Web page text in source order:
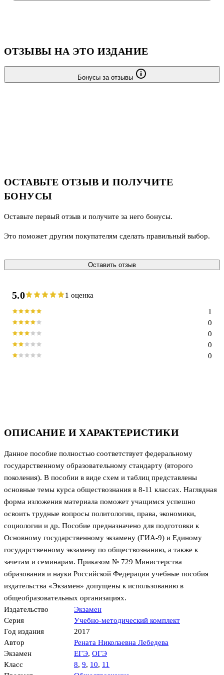
ОПИСАНИЕ И ХАРАКТЕРИСТИКИ
Данное пособие полностью соответствует федеральному
государственному образовательному стандарту (второго
поколения). В пособии в виде схем и таблиц представлены
основные темы курса обществознания в 8-11 классах. Наглядная
форма изложения материала поможет учащимся успешно
освоить трудные вопросы политологии, права, экономики,
социологии и др. Пособие предназначено для подготовки к
Основному государственному экзамену (ГИА-9) и Единому
государственному экзамену по обществознанию, а также к
зачетам и семинарам. Приказом № 729 Министерства
образования и науки Российской Федерации учебные пособия
издательства «Экзамен» допущены к использованию в
общеобразовательных организациях.
Издательство
Экзамен
Серия
Учебно-методический комплект
Год издания
2017
Автор
Рената Николаевна Лебедева
Экзамен
ЕГЭ, ОГЭ
Класс
8, 9, 10, 11
ОТЗЫВЫ НА ЭТО ИЗДАНИЕ
Бонусы за отзывы
ОСТАВЬТЕ ОТЗЫВ И ПОЛУЧИТЕ
БОНУСЫ
Оставьте первый отзыв и получите за него бонусы.
Это поможет другим покупателям сделать правильный выбор.
Оставить отзыв
5.0 1 оценка
0
0
0
0
1